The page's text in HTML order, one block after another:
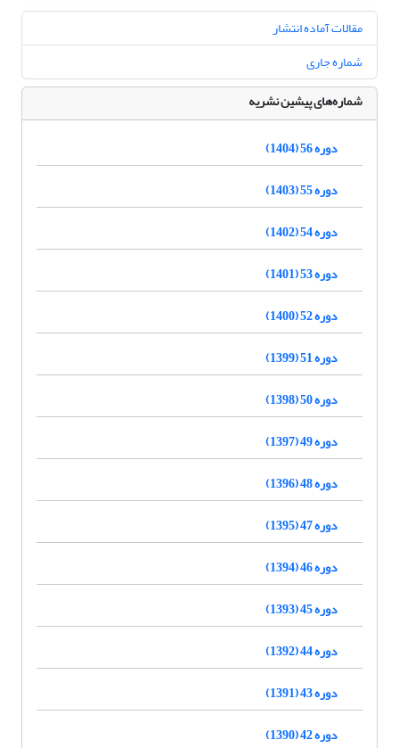
مقالات آماده انتشار
شماره جاری
شماره‌های پیشین نشریه
دوره 56 (1404)
دوره 55 (1403)
دوره 54 (1402)
دوره 53 (1401)
دوره 52 (1400)
دوره 51 (1399)
دوره 50 (1398)
دوره 49 (1397)
دوره 48 (1396)
دوره 47 (1395)
دوره 46 (1394)
دوره 45 (1393)
دوره 44 (1392)
دوره 43 (1391)
دوره 42 (1390)